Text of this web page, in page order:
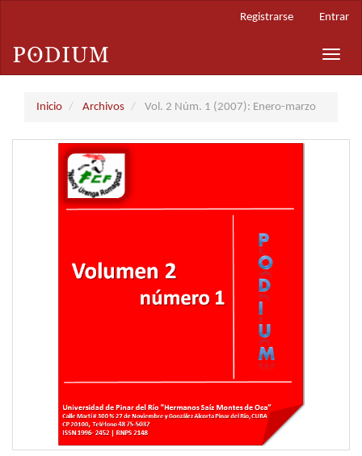
principal
Barra
Registrarse Entrar
Toggle
Inicio Archivos Vol. 2 Núm. 1 (2007): Enero-marzo